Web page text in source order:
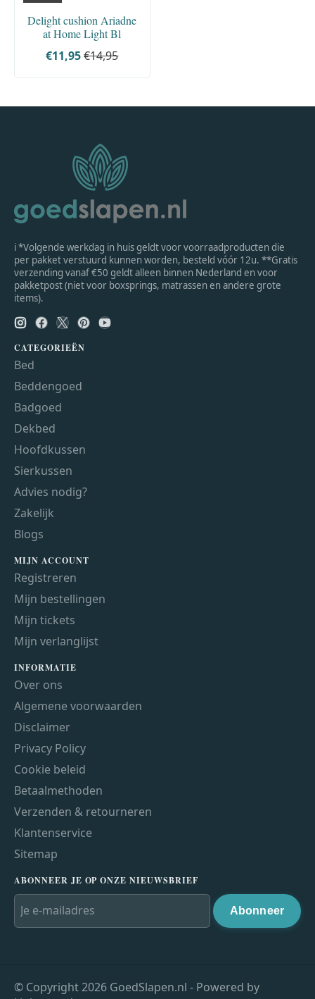
Delight cushion Ariadne
at Home Light Bl
€11,95 €14,95
ℹ *Volgende werkdag in huis geldt voor voorraadproducten die
per pakket verstuurd kunnen worden, besteld vóór 12u. **Gratis
verzending vanaf €50 geldt alleen binnen Nederland en voor
pakketpost (niet voor boxsprings, matrassen en andere grote
items).
CATEGORIEËN
Bed
Beddengoed
Badgoed
Dekbed
Hoofdkussen
Sierkussen
Advies nodig?
Zakelijk
Blogs
MIJN ACCOUNT
Registreren
Mijn bestellingen
Mijn tickets
Mijn verlanglijst
INFORMATIE
Over ons
Algemene voorwaarden
Disclaimer
Privacy Policy
Cookie beleid
Betaalmethoden
Verzenden & retourneren
Klantenservice
Sitemap
ABONNEER JE OP ONZE NIEUWSBRIEF
Abonneer
© Copyright 2026 GoedSlapen.nl - Powered by